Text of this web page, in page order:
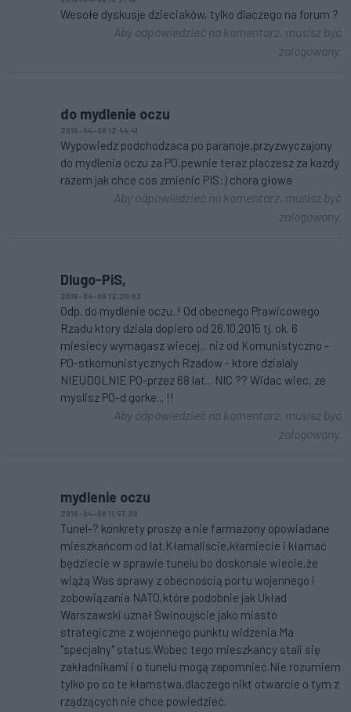
Wesołe dyskusje dzieciaków, tylko dlaczego na forum ?
Aby odpowiedzieć na komentarz, musisz być
zalogowany.
do mydlenie oczu
2016-04-08 12:44:41
Wypowiedz podchodzaca po paranoje,przyzwyczajony
do mydlenia oczu za PO,pewnie teraz placzesz za kazdy
razem jak chce cos zmienic PIS:) chora głowa
Aby odpowiedzieć na komentarz, musisz być
zalogowany.
Dlugo-PiS,
2016-04-08 12:20:03
Odp. do mydlenie oczu..! Od obecnego Prawicowego
Rzadu ktory dziala dopiero od 26.10.2015 tj. ok. 6
miesiecy wymagasz wiecej... niz od Komunistyczno -
PO-stkomunistycznych Rzadow - ktore dzialaly
NIEUDOLNIE PO-przez 68 lat... NIC ?? Widac wiec, ze
myslisz PO-d gorke... !!
Aby odpowiedzieć na komentarz, musisz być
zalogowany.
mydlenie oczu
2016-04-08 11:57:26
Tunel-? konkrety proszę a nie farmazony opowiadane
mieszkańcom od lat.Kłamaliście,kłamiecie i kłamać
będziecie w sprawie tunelu bo doskonale wiecie,że
wiążą Was sprawy z obecnością portu wojennego i
zobowiązania NATO,które podobnie jak Układ
Warszawski uznał Świnoujście jako miasto
strategiczne z wojennego punktu widzenia.Ma
"specjalny" status.Wobec tego mieszkańcy stali się
zakładnikami i o tunelu mogą zapomnieć.Nie rozumiem
tylko po co te kłamstwa,dlaczego nikt otwarcie o tym z
rządzących nie chce powiedzieć.